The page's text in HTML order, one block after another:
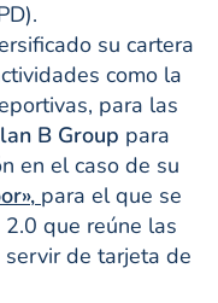
su cartera
como la
para las
B Group para
en el caso de su
para el que se
que reúne las
servir de tarjeta de